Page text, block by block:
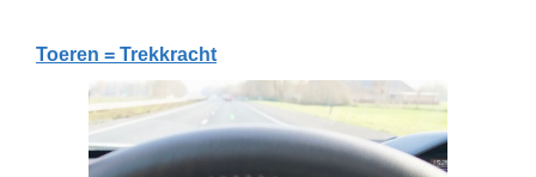
Toeren = Trekkracht